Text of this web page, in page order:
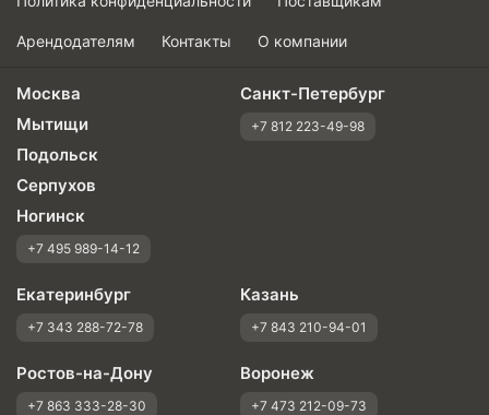
Арендодателям Контакты О компании
Москва
Мытищи
Подольск
Серпухов
Ногинск
+7 495 989-14-12
Санкт-Петербург
+7 812 223-49-98
Екатеринбург
+7 343 288-72-78
Казань
+7 843 210-94-01
Ростов-на-Дону
+7 863 333-28-30
Воронеж
+7 473 212-09-73